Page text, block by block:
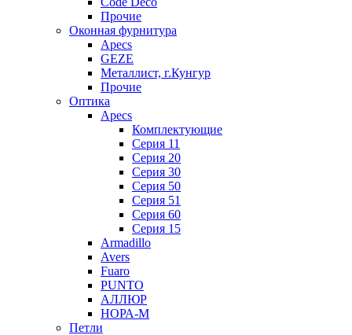
Прочие
Оконная фурнитура
Apecs
GEZE
Металлист, г.Кунгур
Прочие
Оптика
Apecs
Комплектующие
Серия 11
Серия 20
Серия 30
Серия 50
Серия 51
Серия 60
Серия 15
Armadillo
Avers
Fuaro
PUNTO
АЛЛЮР
НОРА-М
Петли